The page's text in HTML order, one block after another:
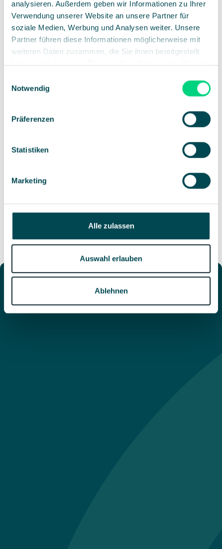
analysieren. Außerdem geben wir Informationen zu Ihrer
Verwendung unserer Website an unsere Partner für
soziale Medien, Werbung und Analysen weiter. Unsere
Partner führen diese Informationen möglicherweise mit
weiteren Daten zusammen, die Sie ihnen bereitgestellt
haben oder die sie im Rahmen Ihrer Nutzung der Dienste
Notwendig
Präferenzen
Statistiken
Marketing
Alle zulassen
Auswahl erlauben
Ablehnen
Start this training
Training starten
User Journey
Einstellungen
Setup & Go-Live 6:13
Seller-Liste 2:32
Best Practice
Hybride Ticketing Setups